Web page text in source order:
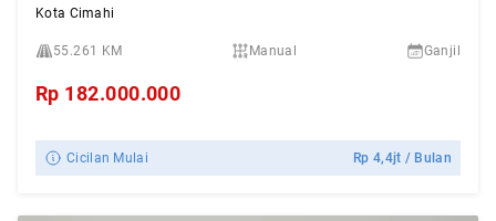
Kota Cimahi
55.261 KM Manual Ganjil
Rp 182.000.000
Cicilan Mulai Rp4,4jt / Bulan